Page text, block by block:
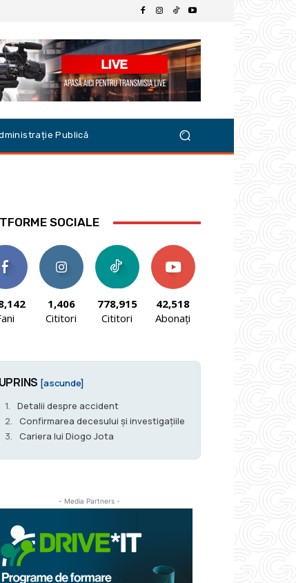
Publică
SOCIALE
1,406
Cititori
778,915
Cititori
42,518
Abonați
[ascunde]
Detalii despre accident
Confirmarea decesului și investigațiile
Cariera lui Diogo Jota
- Media Partners -